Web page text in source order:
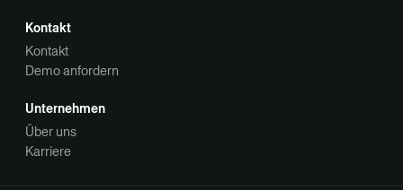
Kontakt
Kontakt
Demo anfordern
Unternehmen
Über uns
Karriere